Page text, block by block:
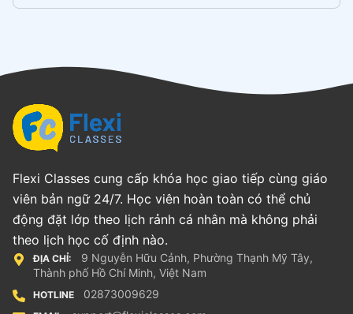
Flexi Classes cung cấp khóa học giao tiếp cùng giáo
viên bản ngữ 24/7. Học viên hoàn toàn có thể chủ
động đặt lớp theo lịch rảnh cá nhân mà không phải
theo lịch học cố định nào.
ĐỊA CHỈ:
9 Nguyễn Hữu Cảnh, Phường Thạnh Mỹ Tây,
Thành phố Hồ Chí Minh, Việt Nam
HOTLINE 02873009629